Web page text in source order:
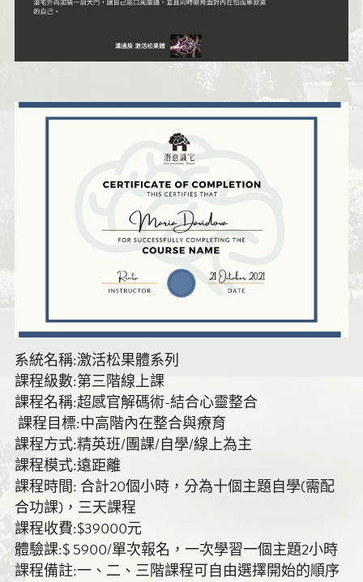
系統名稱:激活松果體系列
課程級數:第三階線上課
課程名稱:超感官解碼術-結合心靈整合
課程目標:中高階內在整合與療育
課程方式:精英班/團課/自學/線上為主
課程模式:遠距離
課程時間: 合計20個小時，分為十個主題自學(需配
合功課)，三天課程
課程收費:$39000元
體驗課:$ 5900/單次報名，一次學習一個主題2小時
課程備註:一、二、三階課程可自由選擇開始的順序